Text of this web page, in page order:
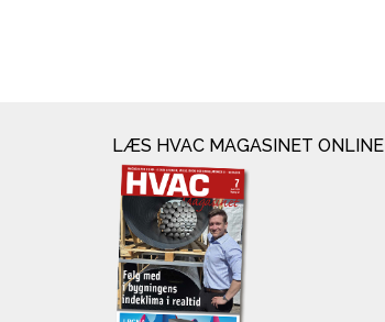
LÆS HVAC MAGASINET ONLINE